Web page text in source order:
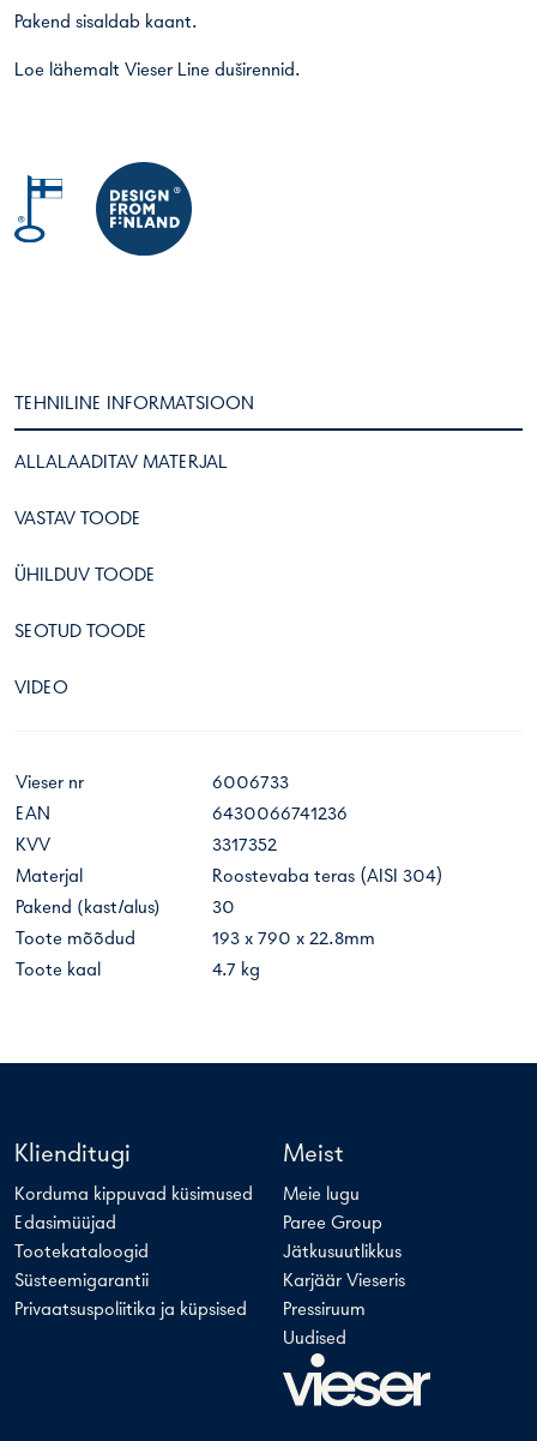
Pakend sisaldab kaant.
Loe lähemalt Vieser Line duširennid.
TEHNILINE INFORMATSIOON
ALLALAADITAV MATERJAL
VASTAV TOODE
ÜHILDUV TOODE
SEOTUD TOODE
VIDEO
Vieser nr
6006733
EAN
6430066741236
KVV
3317352
Materjal
Roostevaba teras (AISI 304)
Pakend (kast/alus)
30
Toote mõõdud
193 x 790 x 22.8mm
Toote kaal
4.7 kg
Klienditugi
Korduma kippuvad küsimused
Edasimüüjad
Tootekataloogid
Süsteemigarantii
Privaatsuspoliitika ja küpsised
Meist
Meie lugu
Paree Group
Jätkusuutlikkus
Karjäär Vieseris
Pressiruum
Uudised